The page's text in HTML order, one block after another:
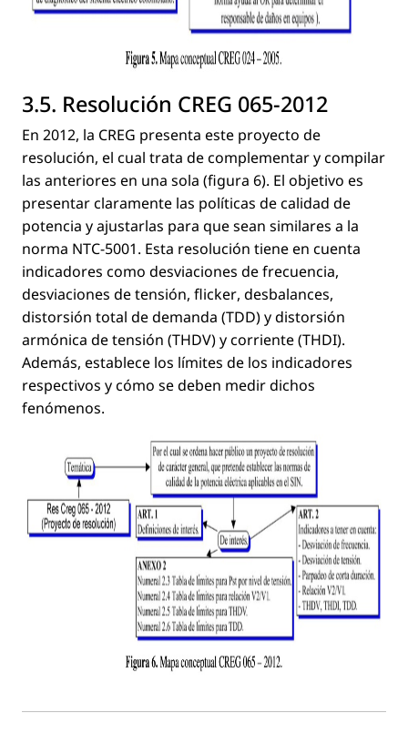
3.5. Resolución CREG 065-2012
En 2012, la CREG presenta este proyecto de
resolución, el cual trata de complementar y compilar
las anteriores en una sola (ﬁgura 6). El objetivo es
presentar claramente las políticas de calidad de
potencia y ajustarlas para que sean similares a la
norma NTC-5001. Esta resolución tiene en cuenta
indicadores como desviaciones de frecuencia,
desviaciones de tensión, ﬂicker, desbalances,
distorsión total de demanda (TDD) y distorsión
armónica de tensión (THDV) y corriente (THDI).
Además, establece los límites de los indicadores
respectivos y cómo se deben medir dichos
fenómenos.